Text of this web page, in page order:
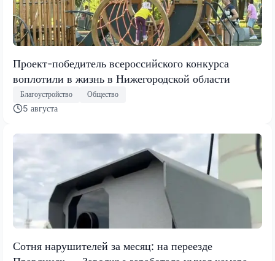
Проект-победитель всероссийского конкурса
воплотили в жизнь в Нижегородской области
Благоустройство Общество
5 августа
Сотня нарушителей за месяц: на переезде